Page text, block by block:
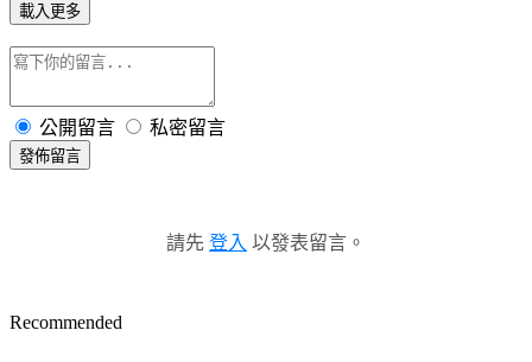
載入更多
公開留言 私密留言
發佈留言
請先 登入 以發表留言。
Recommended